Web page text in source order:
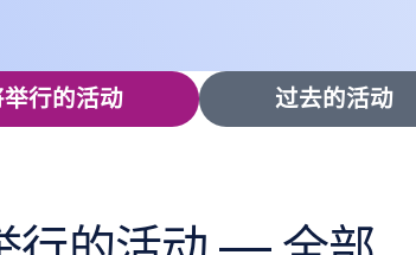
行的活动 过去的活动